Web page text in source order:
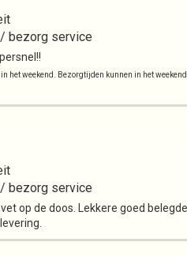
bezorg service
het weekend. Bezorgtijden kunnen in het
bezorg service
op de doos. Lekkere goed